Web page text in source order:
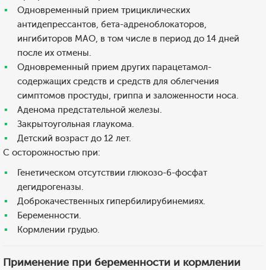
Одновременный прием трициклических
антидепрессантов, бета-адреноблокаторов,
ингибиторов МАО, в том числе в период до 14 дней
после их отмены.
Одновременный прием других парацетамол-
содержащих средств и средств для облегчения
симптомов простуды, гриппа и заложенности носа.
Аденома предстательной железы.
Закрытоугольная глаукома.
Детский возраст до 12 лет.
С осторожностью при:
Генетическом отсутствии глюкозо-6-фосфат
дегидрогеназы.
Доброкачественных гипербилирубинемиях.
Беременности.
Кормлении грудью.
Применение при беременности и кормлении